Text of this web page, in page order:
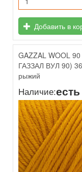
Добавить в
GAZZAL WOOL 90
ГАЗЗАЛ ВУЛ 90)
рыжий
Наличие:есть